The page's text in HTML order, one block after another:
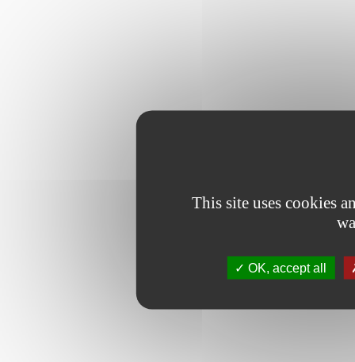
This site uses cookies
OK, accept all